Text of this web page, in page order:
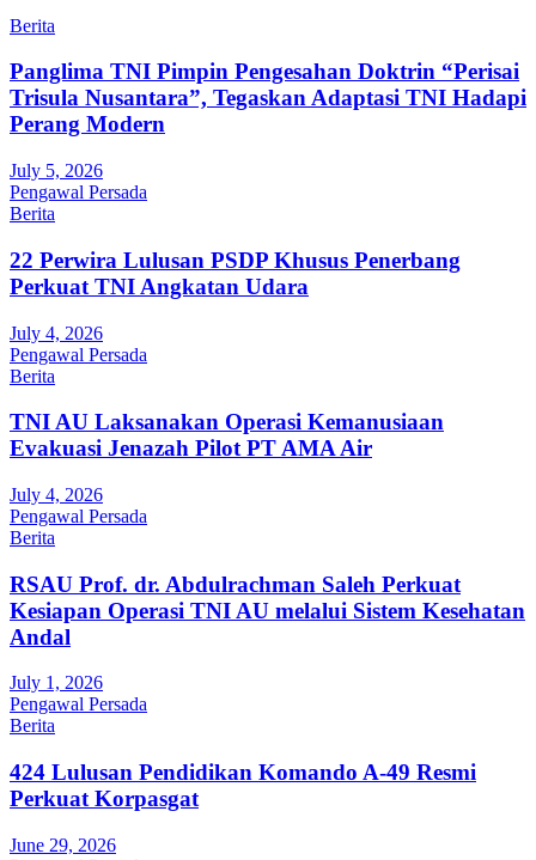
Berita
Panglima TNI Pimpin Pengesahan Doktrin “Perisai
Trisula Nusantara”, Tegaskan Adaptasi TNI Hadapi
Perang Modern
July 5, 2026
Pengawal Persada
Berita
22 Perwira Lulusan PSDP Khusus Penerbang
Perkuat TNI Angkatan Udara
July 4, 2026
Pengawal Persada
Berita
TNI AU Laksanakan Operasi Kemanusiaan
Evakuasi Jenazah Pilot PT AMA Air
July 4, 2026
Pengawal Persada
Berita
RSAU Prof. dr. Abdulrachman Saleh Perkuat
Kesiapan Operasi TNI AU melalui Sistem Kesehatan
Andal
July 1, 2026
Pengawal Persada
Berita
424 Lulusan Pendidikan Komando A-49 Resmi
Perkuat Korpasgat
June 29, 2026